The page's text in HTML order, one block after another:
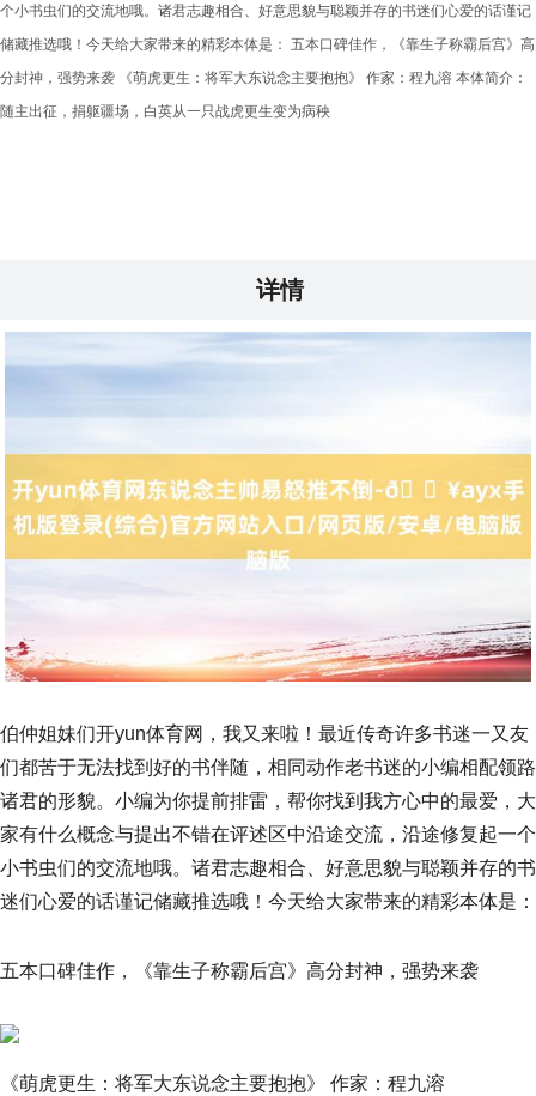
个小书虫们的交流地哦。诸君志趣相合、好意思貌与聪颖并存的书迷们心爱的话谨记
储藏推选哦！今天给大家带来的精彩本体是： 五本口碑佳作，《靠生子称霸后宫》高
分封神，强势来袭 《萌虎更生：将军大东说念主要抱抱》 作家：程九溶 本体简介：
随主出征，捐躯疆场，白英从一只战虎更生变为病秧
详情
伯仲姐妹们开yun体育网，我又来啦！最近传奇许多书迷一又友
们都苦于无法找到好的书伴随，相同动作老书迷的小编相配领路
诸君的形貌。小编为你提前排雷，帮你找到我方心中的最爱，大
家有什么概念与提出不错在评述区中沿途交流，沿途修复起一个
小书虫们的交流地哦。诸君志趣相合、好意思貌与聪颖并存的书
迷们心爱的话谨记储藏推选哦！今天给大家带来的精彩本体是：
五本口碑佳作，《靠生子称霸后宫》高分封神，强势来袭
《萌虎更生：将军大东说念主要抱抱》 作家：程九溶